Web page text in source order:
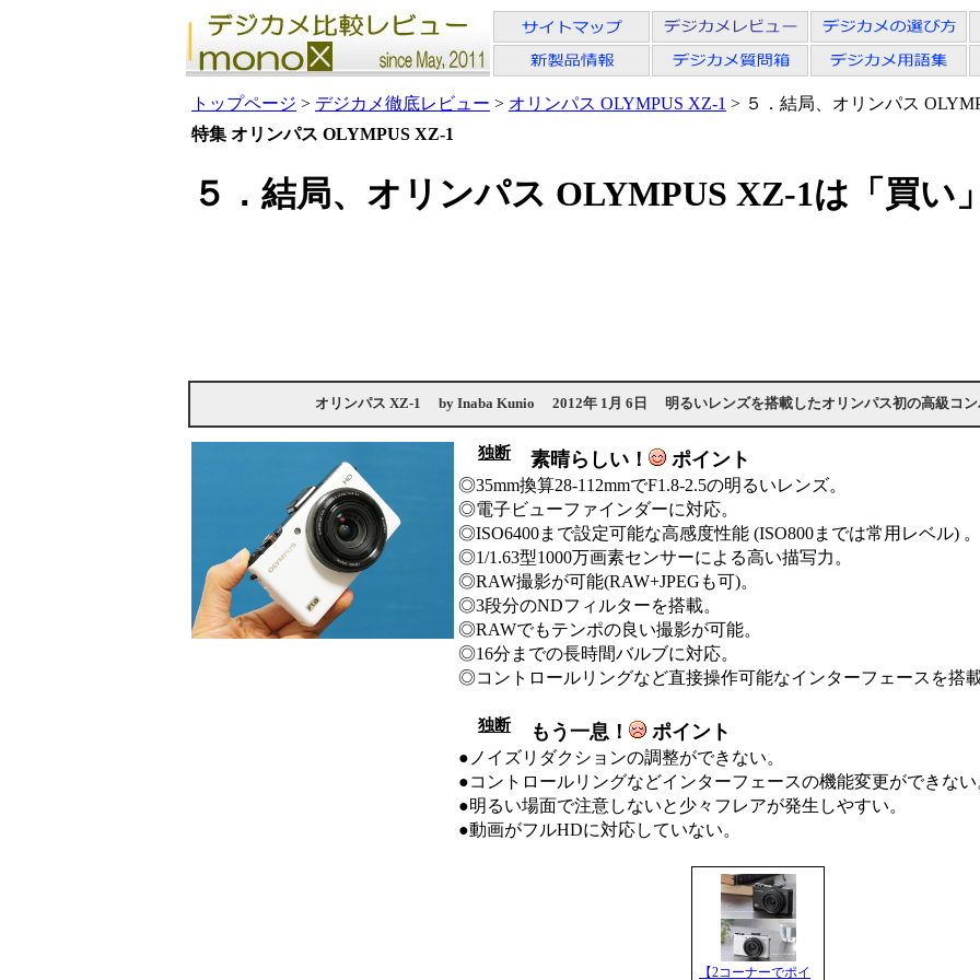
トップページ > デジカメ徹底レビュー > オリンパス OLYMPUS XZ-1 > ５．結局、オリンパス
特集 オリンパス OLYMPUS XZ-1
５．結局、オリンパス OLYMPUS XZ-1は「買い
オリンパス XZ-1 by Inaba Kunio 2012年 1月 6日 明るいレンズを搭載したオリンパス初の高級コ
独断 素晴らしい！ ポイント
◎35mm換算28-112mmでF1.8-2.5の明るいレンズ。
◎電子ビューファインダーに対応。
◎ISO6400まで設定可能な高感度性能 (ISO800までは常用レベル) 。
◎1/1.63型1000万画素センサーによる高い描写力。
◎RAW撮影が可能(RAW+JPEGも可)。
◎3段分のNDフィルターを搭載。
◎RAWでもテンポの良い撮影が可能。
◎16分までの長時間バルブに対応。
◎コントロールリングなど直接操作可能なインターフェースを搭載
独断 もう一息！ ポイント
●ノイズリダクションの調整ができない。
●コントロールリングなどインターフェースの機能変更ができない
●明るい場面で注意しないと少々フレアが発生しやすい。
●動画がフルHDに対応していない。
【2コーナーでポイ